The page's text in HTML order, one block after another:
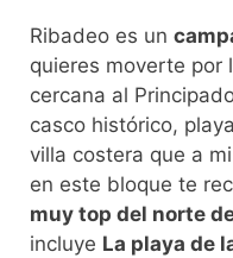
Ribadeo es un
quieres moverte por
cercana al
casco histórico,
villa costera que a
en este bloque te
muy top del norte
incluye La playa de